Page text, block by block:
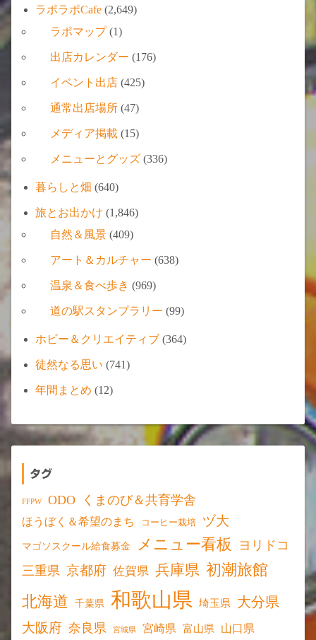
ラポラポCafe (2,649)
ラポマップ(1)
出店カレンダー (176)
イベント出店 (425)
通常出店場所 (47)
メディア掲載 (15)
メニューとグッズ (336)
暮らしと畑 (640)
旅とお出かけ (1,846)
自然＆風景 (409)
アート＆カルチャー (638)
温泉＆食べ歩き (969)
道の駅スタンプラリー (99)
ホビー＆クリエイティブ (364)
徒然なる思い (741)
年間まとめ (12)
タグ
FFPW ODO くまのび＆共育学舎
ほうぼく＆希望のまち コーヒー栽培 ヅ大
マゴソスクール給食募金 メニュー看板
ヨリドコ
三重県 京都府 佐賀県 兵庫県 初潮旅館
北海道
千葉県 和歌山県 埼玉県 大分県
大阪府 奈良県 宮城県 宮崎県 富山県 山口県